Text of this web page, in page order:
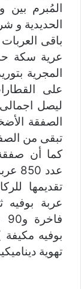
المُبرم بين
الحديدية و
عرية سكة
على
الصفقة
تبقى من
تهوية